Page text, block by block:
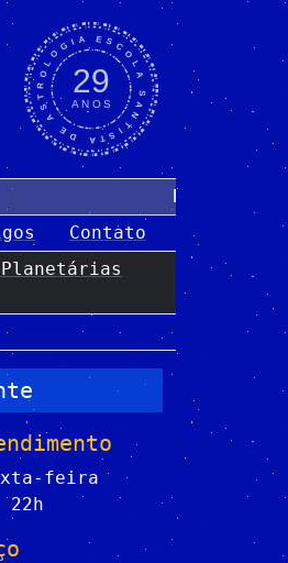
ESCOLA SANTISTA DE ASTROLOGIA
29
ANOS
Bem-
Contato
feira
22h